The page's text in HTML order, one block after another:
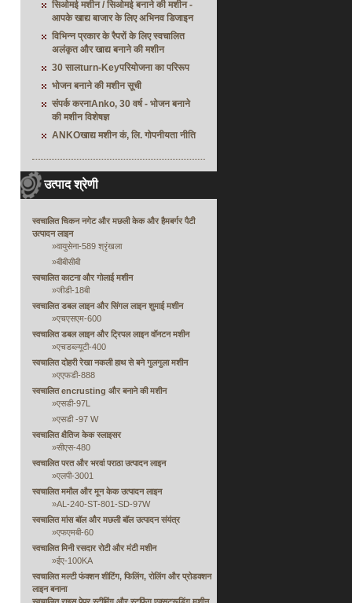
सिओमई मशीन / सिओमई बनाने की मशीन -
आपके खाद्य बाजार के लिए अभिनव डिजाइन
विभिन्न प्रकार के रैपरों के लिए स्वचालित
अलंकृत और खाद्य बनाने की मशीन
30 सालturn-Keyपरियोजना का परिरूप
भोजन बनाने की मशीन सूची
संपर्क करनाAnko, 30 वर्ष - भोजन बनाने
की मशीन विशेषज्ञ
ANKOखाद्य मशीन कं, लि. गोपनीयता नीति
उत्पाद श्रेणी
स्वचालित चिकन नगेट और मछली केक और हैमबर्गर पैटी
उत्पादन लाइन
»वायुसेना-589 श्रृंखला
»बीबीसीबी
स्वचालित काटना और गोलाई मशीन
»जीडी-18बी
स्वचालित डबल लाइन और सिंगल लाइन शुमाई मशीन
»एचएसएम-600
स्वचालित डबल लाइन और ट्रिपल लाइन वॉनटन मशीन
»एचडब्ल्यूटी-400
स्वचालित दोहरी रेखा नकली हाथ से बने गुलगुला मशीन
»एएफडी-888
स्वचालित encrusting और बनाने की मशीन
»एसडी-97L
»एसडी -97 W
स्वचालित क्षैतिज केक स्लाइसर
»सीएस-480
स्वचालित परत और भरवां पराठा उत्पादन लाइन
»एलपी-3001
स्वचालित ममौल और मून केक उत्पादन लाइन
»AL-240-ST-801-SD-97W
स्वचालित मांस बॉल और मछली बॉल उत्पादन संयंत्र
»एफएमबी-60
स्वचालित मिनी रसदार रोटी और मंटी मशीन
»ईए-100KA
स्वचालित मल्टी फंक्शन शीटिंग, फिलिंग, रोलिंग और प्रोडक्शन
लाइन बनाना